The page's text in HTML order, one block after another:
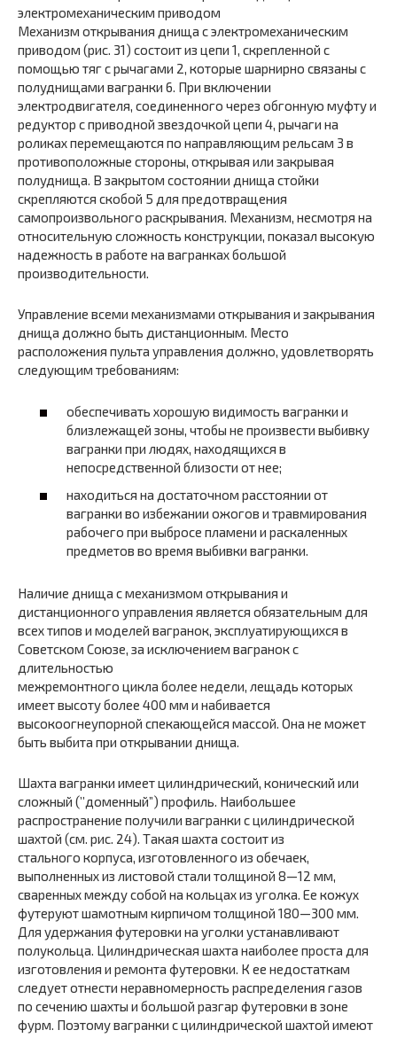
Механизм открывания днища с электромеханическим
приводом (рис. 31) состоит из цепи 1, скрепленной с
помощью тяг с рычагами 2, которые шарнирно связаны с
полуднищами вагранки 6. При включении
электродвигателя, соединенного через обгонную муфту и
редуктор с приводной звездочкой цепи 4, рычаги на
роликах перемещаются по направляющим рельсам 3 в
противоположные стороны, открывая или закрывая
полуднища. В закрытом состоянии днища стойки
скрепляются скобой 5 для предотвращения
самопроизвольного раскрывания. Механизм, несмотря на
относительную сложность конструкции, показал высокую
надежность в работе на вагранках большой
производительности.
Управление всеми механизмами открывания и закрывания
днища должно быть дистанционным. Место
расположения пульта управления должно, удовлетворять
следующим требованиям:
обеспечивать хорошую видимость вагранки и
близлежащей зоны, чтобы не произвести выбивку
вагранки при людях, находящихся в
непосредственной близости от нее;
находиться на достаточном расстоянии от
вагранки во избежании ожогов и травмирования
рабочего при выбросе пламени и раскаленных
предметов во время выбивки вагранки.
Наличие днища с механизмом открывания и
дистанционного управления является обязательным для
всех типов и моделей вагранок, эксплуатирующихся в
Советском Союзе, за исключением вагранок с
длительностью
межремонтного цикла более недели, лещадь которых
имеет высоту более 400 мм и набивается
высокоогнеупорной спекающейся массой. Она не может
быть выбита при открывании днища.
Шахта вагранки имеет цилиндрический, конический или
сложный (’’доменный”) профиль. Наибольшее
распространение получили вагранки с цилиндрической
шахтой (см. рис. 24). Такая шахта состоит из
стального корпуса, изготовленного из обечаек,
выполненных из листовой стали толщиной 8—12 мм,
сваренных между собой на кольцах из уголка. Ее кожух
футеруют шамотным кирпичом толщиной 180—300 мм.
Для удержания футеровки на уголки устанавливают
полукольца. Цилиндрическая шахта наиболее проста для
изготовления и ремонта футеровки. К ее недостаткам
следует отнести неравномерность распределения газов
по сечению шахты и большой разгар футеровки в зоне
фурм. Поэтому вагранки с цилиндрической шахтой имеют